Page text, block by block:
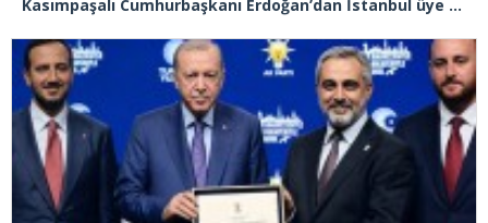
Kasımpaşalı Cumhurbaşkanı Erdoğan’dan İstanbul üye birincisi Beyoğlu İlçe Başkanı Kasım Fırat’a plaket